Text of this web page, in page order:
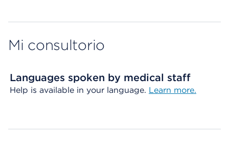
Mi consultorio
Languages spoken by medical staff
Help is available in your language. Learn more.